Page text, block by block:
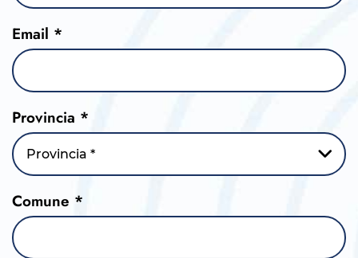
Email *
Provincia *
Provincia *
Comune *